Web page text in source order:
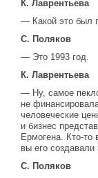
К. Лаврентьева
— Какой это был
С. Поляков
— Это 1993 год.
К. Лаврентьева
— Ну, самое
не
человеческие
и бизнес
Ермогена. Кто-то
вы его
С. Поляков